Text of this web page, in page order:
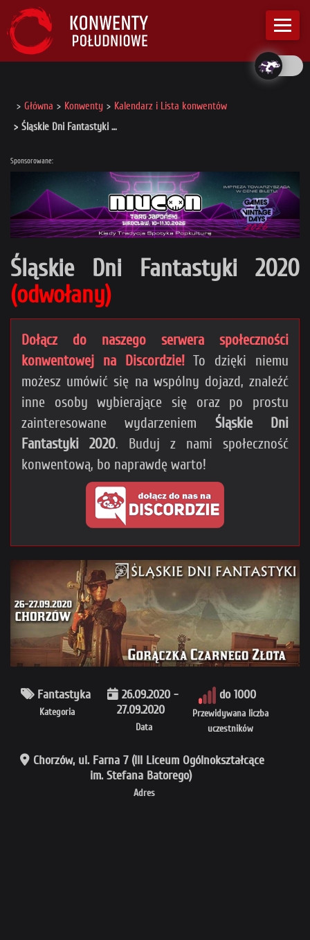
Główna Konwenty
Kalendarz i Lista konwentów
Śląskie Dni Fantastyki …
Sponsorowane:
Śląskie Dni Fantastyki 2020
(odwołany)
Dołącz do naszego serwera społeczności
konwentowej na Discordzie!To dzięki niemu
możesz umówić się na wspólny dojazd, znaleźć
inne osoby wybierające się oraz po prostu
zainteresowane wydarzeniem Śląskie Dni
Fantastyki 2020. Buduj z nami społeczność
konwentową, bo naprawdę warto!
Kategoria
Fantastyka
Data
26.09.2020 -
27.09.2020
Przewidywana liczba
uczestników
do 1000
Adres
Chorzów, ul. Farna 7 (III Liceum Ogólnokształcące
im. Stefana Batorego)